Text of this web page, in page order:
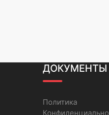
ДОКУМЕНТЫ
Политика